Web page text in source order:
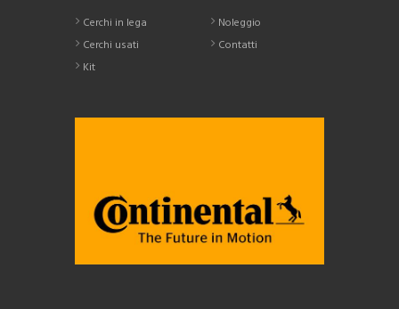
Cerchi in lega
Cerchi usati
Kit
Noleggio
Contatti